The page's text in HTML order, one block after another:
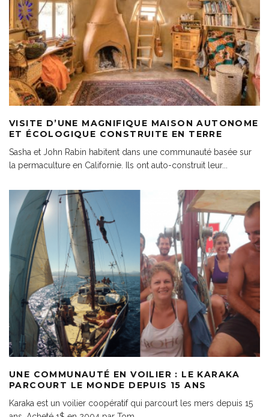
VISITE D’UNE MAGNIFIQUE MAISON AUTONOME
ET ÉCOLOGIQUE CONSTRUITE EN TERRE
Sasha et John Rabin habitent dans une communauté basée sur
la permaculture en Californie. Ils ont auto-construit leur...
UNE COMMUNAUTÉ EN VOILIER : LE KARAKA
PARCOURT LE MONDE DEPUIS 15 ANS
Karaka est un voilier coopératif qui parcourt les mers depuis 15